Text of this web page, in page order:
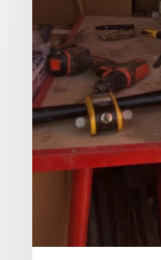
des
eaux
souterraines